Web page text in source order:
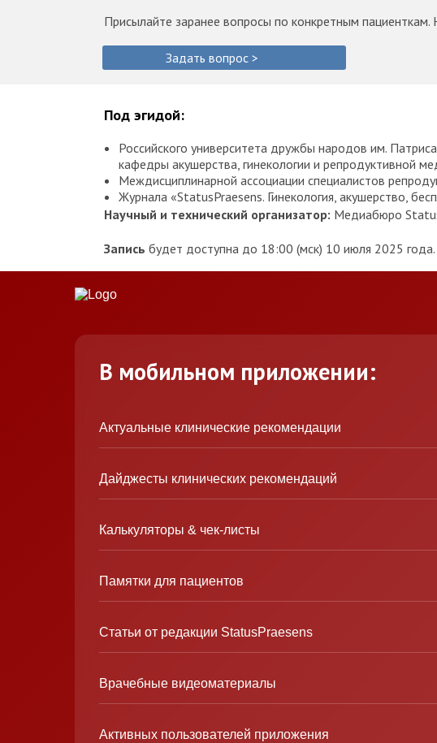
Присылайте заранее вопросы по конкретным
Задать вопрос >
Под эгидой:
Российского университета дружбы народов им.
кафедры акушерства, гинекологии и репродуктивной
Междисциплинарной ассоциации специалистов
Журнала «StatusPraesens. Гинекология, акушерство,
Научный и технический организатор: Медиабюро
Запись будет доступна до 18:00 (мск) 10 июля 2025 года.
В мобильном приложении:
Актуальные клинические рекомендации
Дайджесты клинических рекомендаций
Калькуляторы & чек-листы
Памятки для пациентов
Статьи от редакции StatusPraesens
Врачебные видеоматериалы
Активных пользователей приложения